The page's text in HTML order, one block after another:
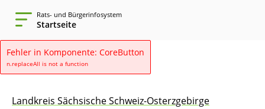
Rats- und Bürgerinfosystem
Startseite
Fehler in Komponente: CoreButton
n.replaceAll is not a function
Landkreis Sächsische Schweiz-Osterzgebirge